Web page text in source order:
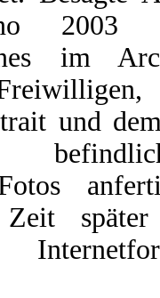
2003
im
und